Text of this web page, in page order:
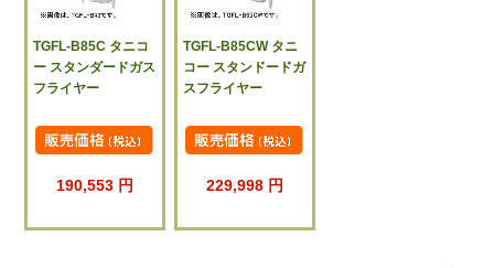
TGFL-B85C タニコ
ー スタンダードガス
フライヤー
190,553 円
TGFL-B85CW タニ
コー スタンドードガ
スフライヤー
229,998 円